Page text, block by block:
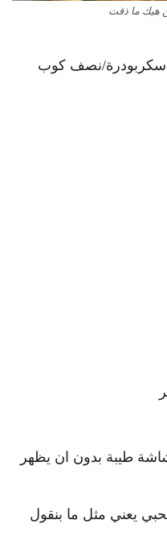
هيك ما ذقت
سكربودرة/نصف كوب
طيبة بدون ان يظهر
يعني مثل ما بنقول